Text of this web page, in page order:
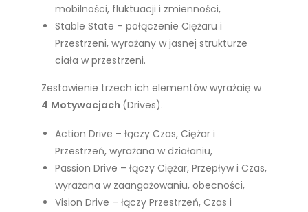
mobilności, fluktuacji i zmienności,
Stable State – połączenie Ciężaru i
Przestrzeni, wyrażany w jasnej strukturze
ciała w przestrzeni.
Zestawienie trzech ich elementów wyrażaię w
4 Motywacjach (Drives).
Action Drive – łączy Czas, Ciężar i
Przestrzeń, wyrażana w działaniu,
Passion Drive – łączy Ciężar, Przepływ i Czas,
wyrażana w zaangażowaniu, obecności,
Vision Drive – łączy Przestrzeń, Czas i